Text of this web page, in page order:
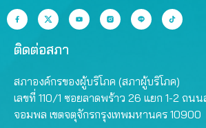
ติดต่อสภา
สภาองค์กรของผู้บริโภค (สภาผู้บริโภค)
เลขที่ 110/1 ซอยลาดพร้าว 26 แยก 1-2 ถน
จอมพล เขตจตุจักรกรุงเทพมหานคร 10900